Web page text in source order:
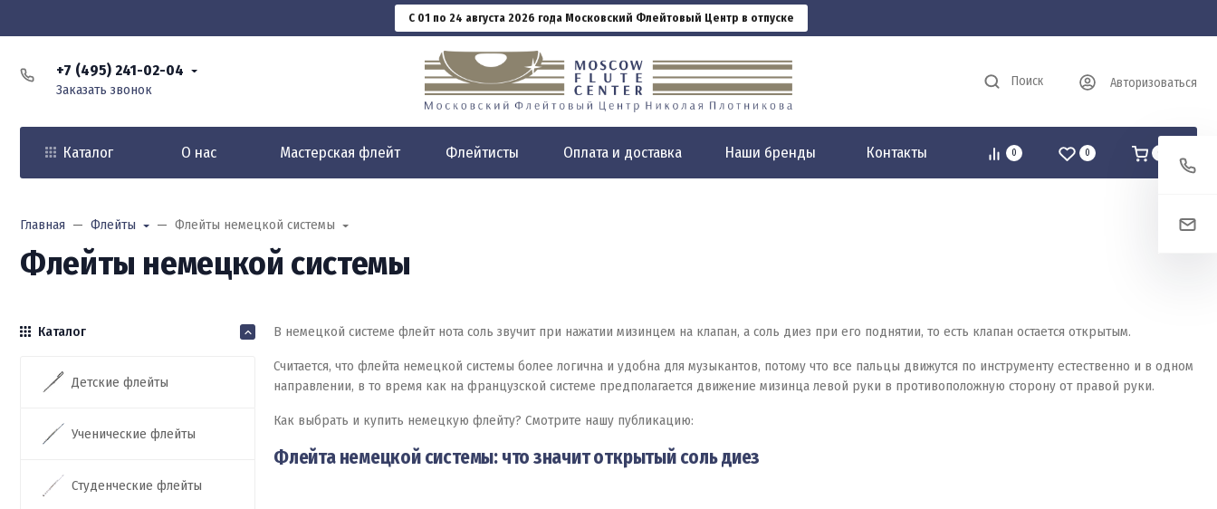
С 01 по 24 августа 2026 года Московский Флейтовый Центр в отпуске
+7 (495) 241-02-04
Заказать звонок
Поиск Авторизоваться
Каталог О нас Мастерская флейт Флейтисты Оплата и доставка Наши бренды Контакты 0 0
Главная Флейты Флейты немецкой системы
Флейты немецкой системы
Каталог
Детские флейты
Ученические флейты
Студенческие флейты
В немецкой системе флейт нота соль звучит при нажатии мизинцем на клапан, а соль диез при его поднятии, то есть клапан остается открытым.
Считается, что флейта немецкой системы более логична и удобна для музыкантов, потому что все пальцы движутся по инструменту естественно и в одном
направлении, в то время как на французской системе предполагается движение мизинца левой руки в противоположную сторону от правой руки.
Как выбрать и купить немецкую флейту? Смотрите нашу публикацию:
Флейта немецкой системы: что значит открытый соль диез